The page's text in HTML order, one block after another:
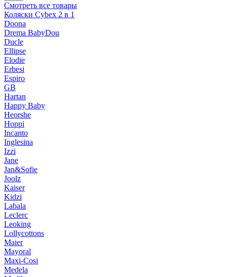
Смотреть все товары
Коляски Cybex 2 в 1
Doona
Drema BabyDou
Ducle
Ellipse
Elodie
Erbesi
Espiro
GB
Hartan
Happy Baby
Heorshe
Hoppi
Incanto
Inglesina
Izzi
Jane
Jan&Sofie
Joolz
Kaiser
Kidzi
Labala
Leclerc
Leoking
Lollycottons
Maier
Mayoral
Maxi-Cosi
Medela